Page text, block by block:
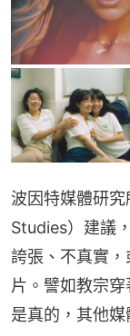
波因特媒體研
Studies）建議
誇張、不真實
片。譬如教宗
是真的，其他媒